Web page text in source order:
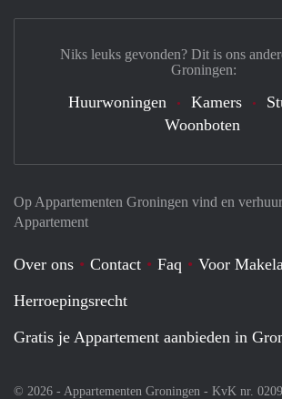
Op Appartementen Groningen vind en
Appartement
Over ons Contact Faq
Voor
Herroepingsrecht
Gratis je Appartement aanbieden in
© 2026 - Appartementen Groningen - KvK nr.
Niks leuks gevonden? Dit is ons
Groningen:
Huurwoningen Kamers
Woonboten